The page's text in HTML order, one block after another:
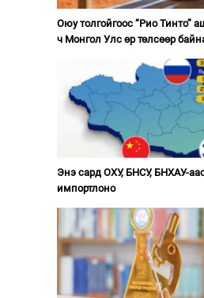
Оюу толгойгоос “Рио Тинто”
ч Монгол Улс өр төлсөөр
Энэ сард ОХУ, БНСУ, БНХАУ-
импортлоно